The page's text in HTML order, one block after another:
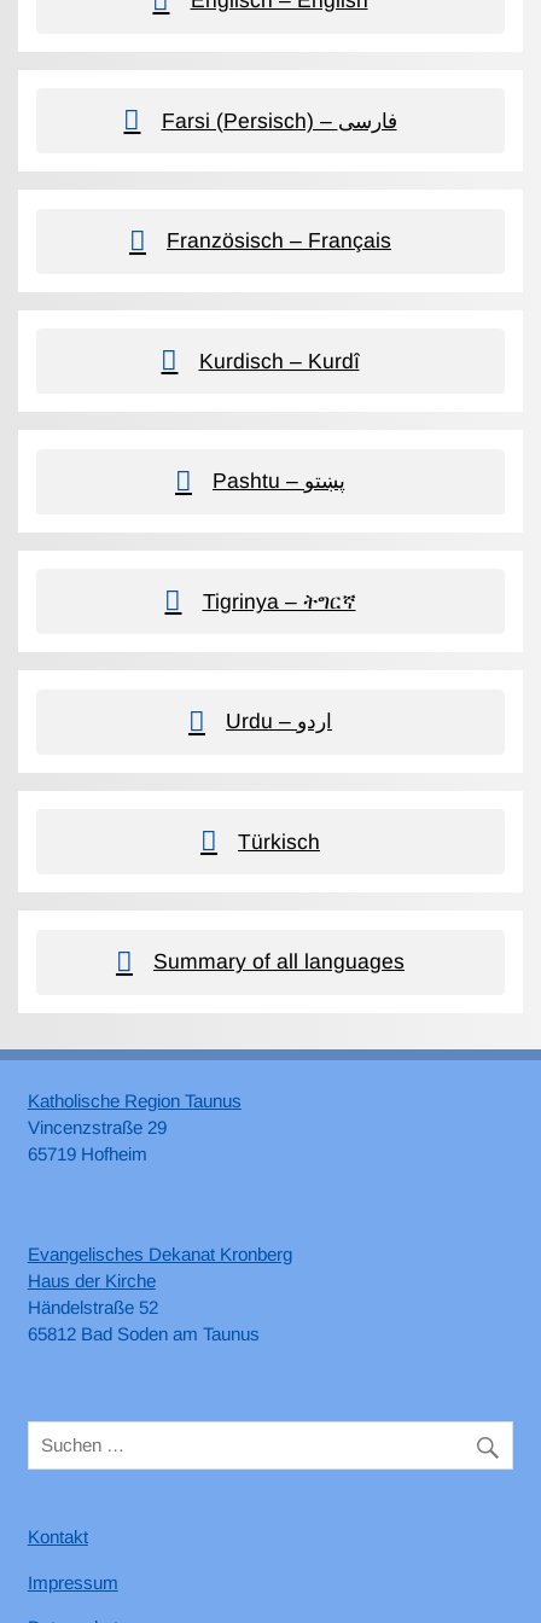
Farsi (Persisch) – فارسی
Französisch – Français
Kurdisch – Kurdî
Pashtu – پښتو
Tigrinya – ትግርኛ
Urdu – اردو
Türkisch
Summary of all languages
Katholische Region Taunus
Vincenzstraße 29
65719 Hofheim
Evangelisches Dekanat Kronberg
Haus der Kirche
Händelstraße 52
65812 Bad Soden am Taunus
Kontakt
Impressum